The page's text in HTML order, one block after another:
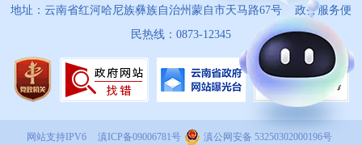
地址：云南省红河哈尼族彝族自治州蒙自市天马路67号 政务服务便
民热线：0873-12345
网站支持IPV6 滇ICP备09006781号 滇公网安备 53250302000196号